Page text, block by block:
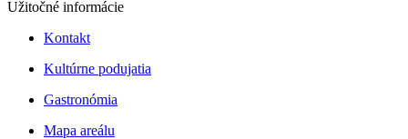
Užitočné informácie
Kontakt
Kultúrne podujatia
Gastronómia
Mapa areálu